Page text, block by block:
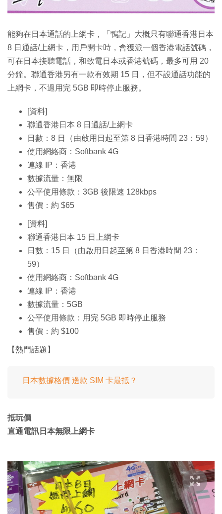
能夠在日本通話的上網卡，「鴨記」大概只有聯通香港日本
8 日通話/上網卡，用戶開卡時，會獲派一個香港電話號碼，
可在日本接聽電話，和致電日本或香港號碼，最多可用 20
分鐘。聯通香港另有一款有效期 15 日，但不設通話功能的
上網卡，不過用完 5GB 即時停止服務。
[資料]
聯通香港日本 8 日通話/上網卡
日數：8 日（由啟用日起至第 8 日香港時間 23：59）
使用網絡商：Softbank 4G
連線 IP：香港
數據流量：無限
公平使用條款：3GB 後限速 128kbps
售價：約 $65
[資料]
聯通香港日本 15 日上網卡
日數：15 日（由啟用日起至第 8 日香港時間 23：
59）
使用網絡商：Softbank 4G
連線 IP：香港
數據流量：5GB
公平使用條款：用完 5GB 即時停止服務
售價：約 $100
【熱門話題】
日本數據格價 邊款 SIM 卡最抵？
抵玩價
直通電訊日本無限上網卡